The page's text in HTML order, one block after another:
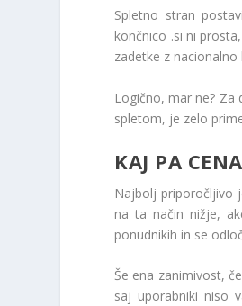
Spletno stran
končnico .si ni
zadetke z
Logično, mar ne?
spletom, je zelo
KAJ PA
Najbolj priporočljivo
na ta način nižje,
ponudnikih in se
Še ena zanimivost,
saj uporabniki niso